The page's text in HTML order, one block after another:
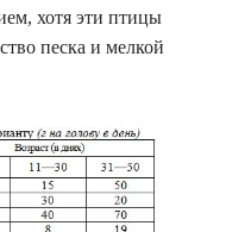
хотя эти птицы
песка и мелкой